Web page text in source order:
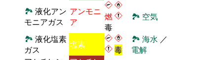
🏞 液化アン
モニアガス
アンモニ
ア
燃
毒
🏞 空気
🏞 液化塩素
ガス
塩素 毒
🏞 海水 ／
電解